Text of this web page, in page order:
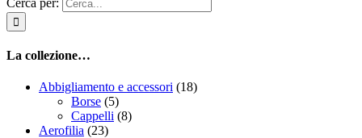
La collezione…
Abbigliamento e accessori (18)
Borse (5)
Cappelli (8)
Aerofilia (23)